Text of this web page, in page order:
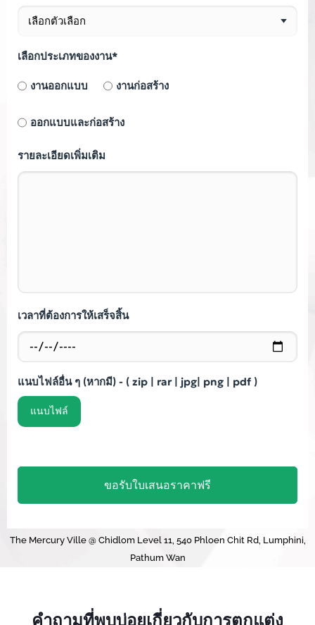
เลือกประเภทของงาน*
งานออกแบบ งานก่อสร้าง
ออกแบบและก่อสร้าง
รายละเอียดเพิ่มเติม
เวลาที่ต้องการให้เสร็จสิ้น
แนบไฟล์อื่น ๆ (หากมี) - ( zip | rar | jpg| png | pdf )
The Mercury Ville @ Chidlom Level 11, 540 Phloen Chit Rd, Lumphini,
Pathum Wan
คำถามที่พบบ่อยเกี่ยวกับการตกแต่ง